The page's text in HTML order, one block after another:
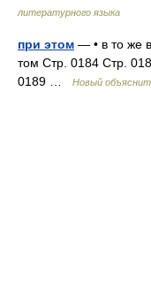
литературного языка
при этом — • в то же
том Стр. 0184 Стр.
0189 …
Новый